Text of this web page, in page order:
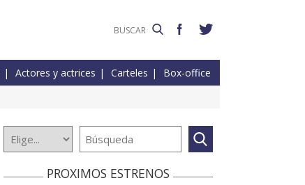
Actores y actrices Carteles Box-office
PROXIMOS ESTRENOS